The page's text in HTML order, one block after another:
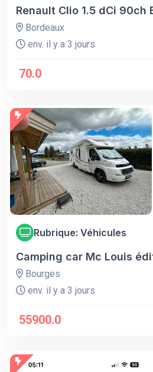
Renault Clio 1.5 dCi 90ch
Bordeaux
env. il y a 3 jours
70.0
Rubrique: Véhicules
Camping car Mc Louis
Bourges
env. il y a 3 jours
55900.0